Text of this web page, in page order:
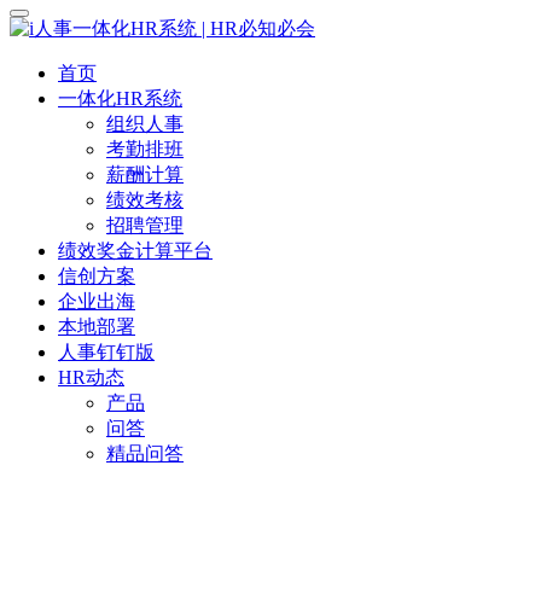
首页
一体化HR系统
组织人事
考勤排班
薪酬计算
绩效考核
招聘管理
绩效奖金计算平台
信创方案
企业出海
本地部署
人事钉钉版
HR动态
产品
问答
精品问答